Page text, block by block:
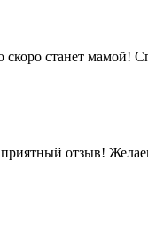
станет мамой!
отзыв!